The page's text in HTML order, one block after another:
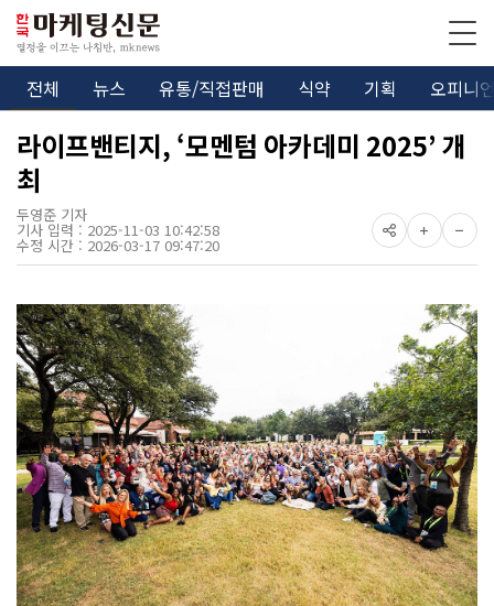
전체 뉴스 유통/직접판매 식약 기획 오피니
라이프밴티지, ‘모멘텀 아카데미 2025’ 개
최
두영준 기자
기사 입력 : 2025-11-03 10:42:58
수정 시간 : 2026-03-17 09:47:20